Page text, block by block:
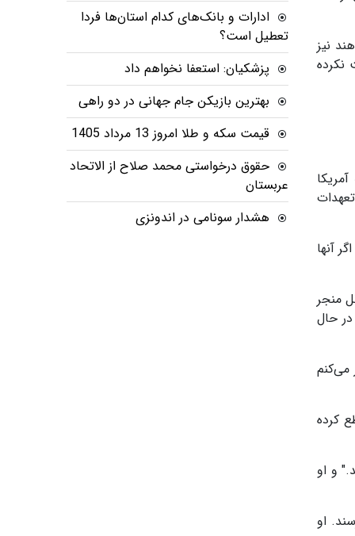
نیز
نکرده
تعهدات
آنها
منجر
حال
می‌کنم
کرده
و او
او
ادارات و بانک‌های کدام استان‌ها فردا
تعطیل است؟
پزشکیان: استعفا نخواهم داد
بهترین بازیکن جام جهانی در دو راهی
قیمت سکه و طلا امروز 13 مرداد 1405
حقوق درخواستی محمد صلاح از الاتحاد
عربستان
هشدار سونامی در اندونزی